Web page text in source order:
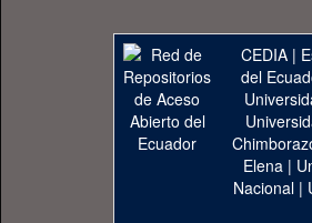
CEDIA |
del
Elena |
Nacional |